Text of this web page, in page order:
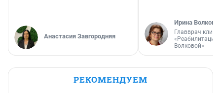
Анастасия Завгородняя
Ирина Волкова
Главврач
«Реабилитация
Волковой»
РЕКОМЕНДУЕМ